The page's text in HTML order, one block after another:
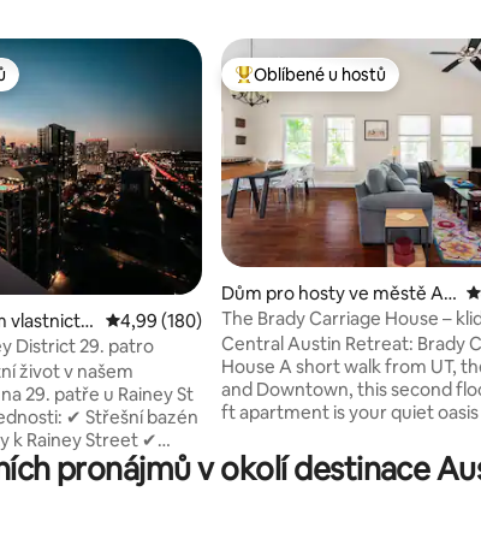
hodnocení
vlastnictví Průměrné hodnocení 4,99 z 5, 180 hodnocení
4,99 (180)
District 29. patro
život v našem
29. patře u Rainey St
k Rainey Street ✔
ACL, SXSW,
hudebním sálům
Nejlepší v kategorii Oblíbené u
Oblíbené u hostů
Dům pro hosty ve městě Au
stin
The Brady Carriage House –
útočiště v centru města!
Central Austin Retreat: Brady
House A short walk from UT, the Capitol,
and Downtown, this second
ft apartment is your quiet
ložnici, moderní koupelnu, plně
vybavenou kuchyň a příjemný
pronájmů v okolí destinace